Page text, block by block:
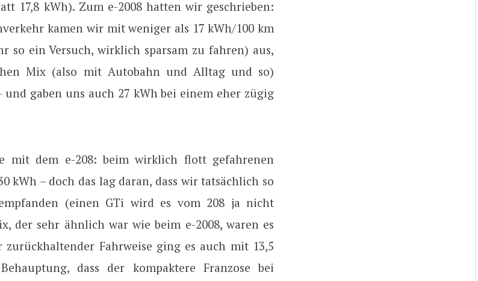
17,8 kWh). Zum e-2008 hatten wir geschrieben:
kamen wir mit weniger als 17 kWh/100 km
so ein Versuch, wirklich sparsam zu fahren) aus,
Mix (also mit Autobahn und Alltag und so)
gaben uns auch 27 kWh bei einem eher zügig
mit dem e-208: beim wirklich flott gefahrenen
kWh – doch das lag daran, dass wir tatsächlich so
(einen GTi wird es vom 208 ja nicht
der sehr ähnlich war wie beim e-2008, waren es
zurückhaltender Fahrweise ging es auch mit 13,5
dass der kompaktere Franzose bei